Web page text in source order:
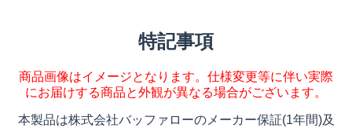
特記事項
商品画像はイメージとなります。仕様変更等に伴い実際
にお届けする商品と外観が異なる場合がございます。
本製品は株式会社バッファローのメーカー保証(1年間)及